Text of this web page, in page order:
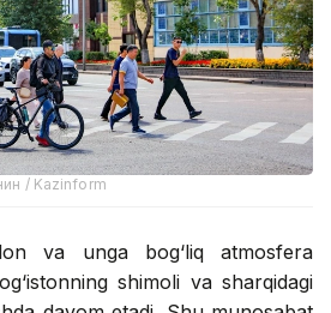
/ Kazinform
va unga bog‘liq atmosfera
shimoli va sharqidagi